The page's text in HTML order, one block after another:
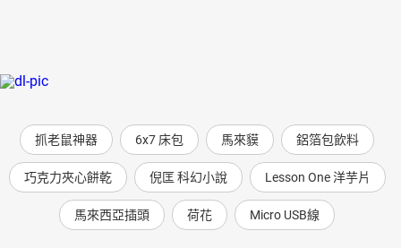
抓老鼠神器 6x7 床包 馬來貘 鋁箔包飲料
巧克力夾心餅乾 倪匡 科幻小說 Lesson One 洋芋片
馬來西亞插頭 荷花 Micro USB線